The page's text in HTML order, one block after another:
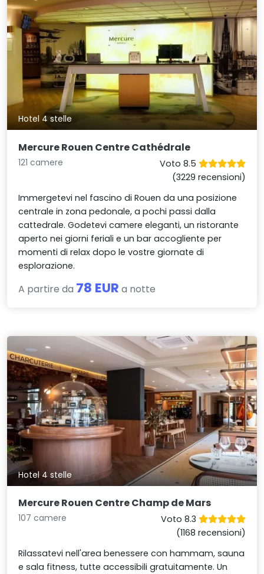
Hotel 4 stelle
Mercure Rouen Centre Cathédrale
121 camere
Voto 8.5
(3229 recensioni)
Immergetevi nel fascino di Rouen da una posizione
centrale in zona pedonale, a pochi passi dalla
cattedrale. Godetevi camere eleganti, un ristorante
aperto nei giorni feriali e un bar accogliente per
momenti di relax dopo le vostre giornate di
esplorazione.
A partire da 78 EUR a notte
Hotel 4 stelle
Mercure Rouen Centre Champ de Mars
107 camere
Voto 8.3
(1168 recensioni)
Rilassatevi nell'area benessere con hammam, sauna
e sala fitness, tutte accessibili gratuitamente. Un